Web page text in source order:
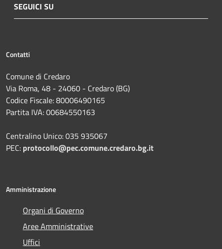
SEGUICI SU
Contatti
Comune di Credaro
Via Roma, 48 - 24060 - Credaro (BG)
Codice Fiscale: 80006490165
Partita IVA: 00684550163
Centralino Unico: 035 935067
PEC: protocollo@pec.comune.credaro.bg.it
Amministrazione
Organi di Governo
Aree Amministrative
Uffici